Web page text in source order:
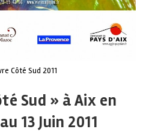
Côté Sud 2011
Sud » à Aix en
13 Juin 2011